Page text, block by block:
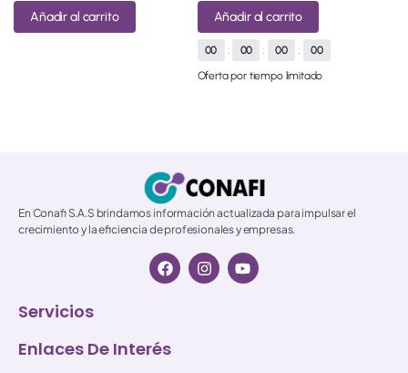
Añadir al carrito Añadir al carrito
00 : 00 : 00 :
00
Oferta por tiempo limitado
En Conafi S.A.S brindamos información actualizada para impulsar el
crecimiento y la eficiencia de profesionales y empresas.
Servicios
Enlaces De Interés